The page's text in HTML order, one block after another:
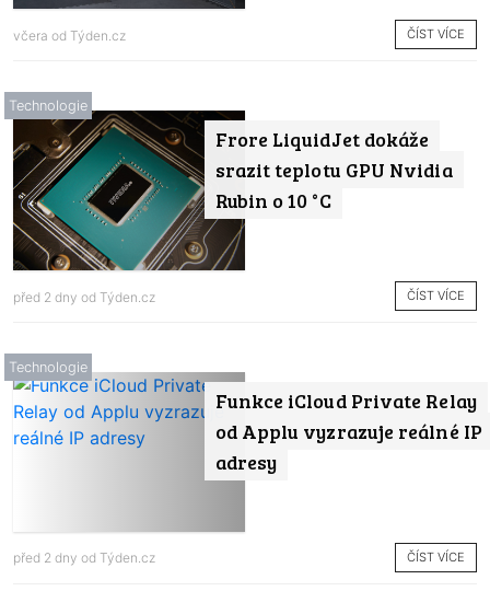
včera od Týden.cz ČÍST VÍCE
Frore LiquidJet dokáže
srazit teplotu GPU Nvidia
Rubin o 10 °C
Technologie
před 2 dny od Týden.cz ČÍST VÍCE
Funkce iCloud Private Relay
od Applu vyzrazuje reálné IP
adresy
Technologie
před 2 dny od Týden.cz ČÍST VÍCE